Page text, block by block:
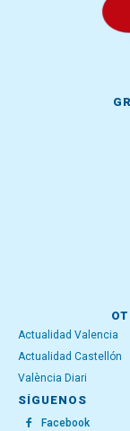
Actualidad Valencia
Actualidad Castellón
València Diari
SÍGUENOS
Facebook